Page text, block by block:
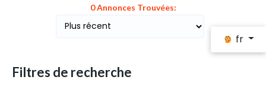
fr
0 Annonces Trouvées:
Filtres de recherche